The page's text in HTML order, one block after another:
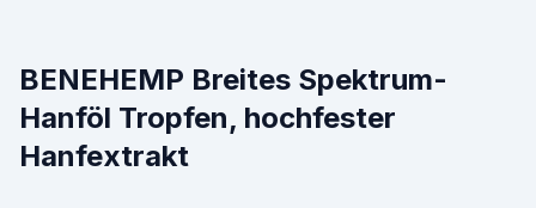
BENEHEMP Breites Spektrum-
Hanföl Tropfen, hochfester
Hanfextrakt